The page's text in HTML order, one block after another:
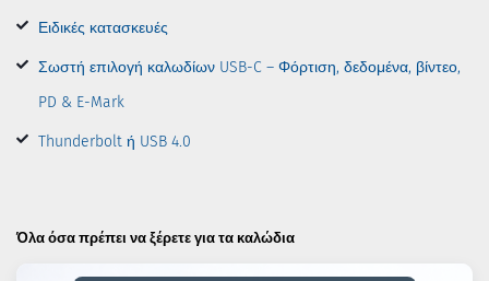
Ειδικές κατασκευές
Σωστή επιλογή καλωδίων USB-C – Φόρτιση, δεδομένα, βίντεο,
PD & E-Mark
Thunderbolt ή USB 4.0
Όλα όσα πρέπει να ξέρετε για τα καλώδια